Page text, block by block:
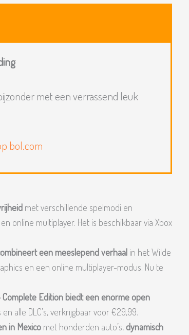
met een verrassend leuk
bol.com
met verschillende spelmodi en
online multiplayer. Het is beschikbaar via Xbox
een meeslepend verhaal in het Wilde
en een online multiplayer-modus. Nu te
Complete Edition biedt een enorme open
alle DLC’s, verkrijgbaar voor €29,99.
in Mexico met honderden auto’s, dynamisch